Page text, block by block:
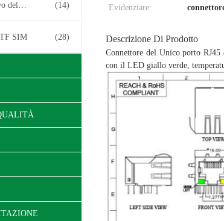
Cablaggio del cavo del connettore (14)
SIM (28)
Evidenziare:
Descrizione Di Prodotto
Connettore del Unico porto
con il LED giallo verde,